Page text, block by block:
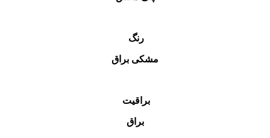
رنگ
مشکی براق
براقیت
براق